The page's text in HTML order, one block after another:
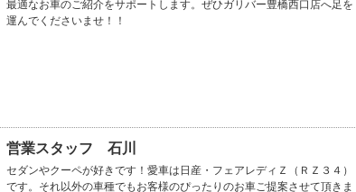
最適なお車のご紹介をサポートします。ぜひガリバー豊橋西口店へ足を
運んでくださいませ！！
営業スタッフ 石川
セダンやクーペが好きです！愛車は日産・フェアレディＺ（ＲＺ３４）
です。それ以外の車種でもお客様のぴったりのお車ご提案させて頂きま